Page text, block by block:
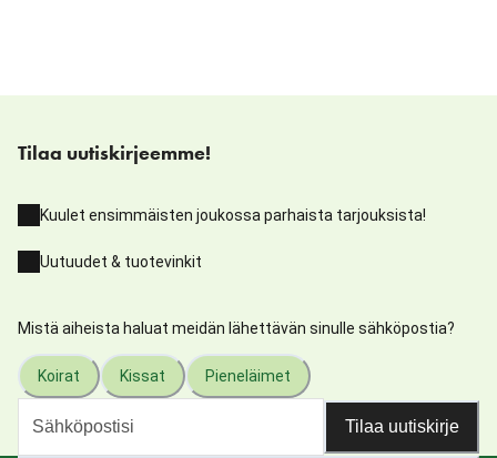
Tilaa uutiskirjeemme!
Kuulet ensimmäisten joukossa parhaista tarjouksista!
Uutuudet & tuotevinkit
Mistä aiheista haluat meidän lähettävän sinulle sähköpostia?
Koirat Kissat Pieneläimet
Tilaa uutiskirje